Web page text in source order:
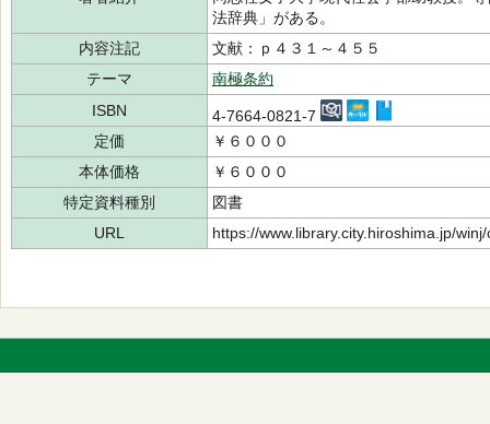
法辞典」がある。
内容注記
文献：ｐ４３１～４５５
テーマ
南極条約
ISBN
4-7664-0821-7
定価
￥６０００
本体価格
￥６０００
特定資料種別
図書
URL
https://www.library.city.hiroshima.jp/